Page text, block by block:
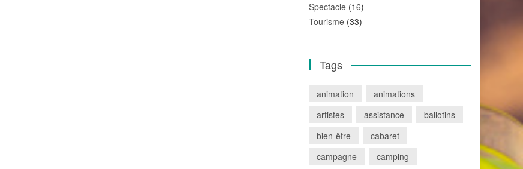
Spectacle (16)
Tourisme (33)
Tags
animation
animations
artistes
assistance
ballotins
bien-être
cabaret
campagne
camping